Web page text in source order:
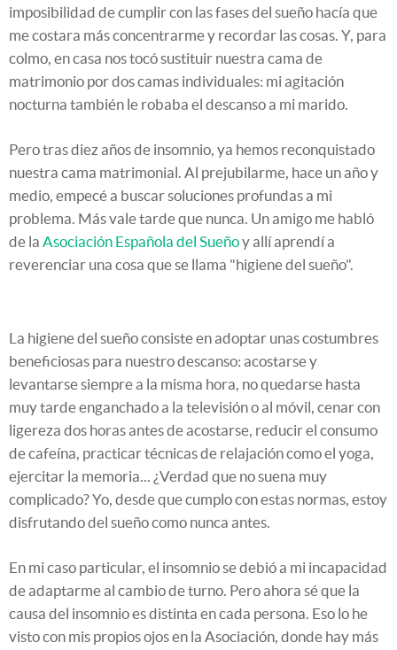
imposibilidad de cumplir con las fases del sueño hacía que
me costara más concentrarme y recordar las cosas. Y, para
colmo, en casa nos tocó sustituir nuestra cama de
matrimonio por dos camas individuales: mi agitación
nocturna también le robaba el descanso a mi marido.
Pero tras diez años de insomnio, ya hemos reconquistado
nuestra cama matrimonial. Al prejubilarme, hace un año y
medio, empecé a buscar soluciones profundas a mi
problema. Más vale tarde que nunca. Un amigo me habló
de la Asociación Española del Sueñoy allí aprendí a
reverenciar una cosa que se llama "higiene del sueño".
La higiene del sueño consiste en adoptar unas costumbres
beneficiosas para nuestro descanso: acostarse y
levantarse siempre a la misma hora, no quedarse hasta
muy tarde enganchado a la televisión o al móvil, cenar con
ligereza dos horas antes de acostarse, reducir el consumo
de cafeína, practicar técnicas de relajación como el yoga,
ejercitar la memoria... ¿Verdad que no suena muy
complicado? Yo, desde que cumplo con estas normas, estoy
disfrutando del sueño como nunca antes.
En mi caso particular, el insomnio se debió a mi incapacidad
de adaptarme al cambio de turno. Pero ahora sé que la
causa del insomnio es distinta en cada persona. Eso lo he
visto con mis propios ojos en la Asociación, donde hay más